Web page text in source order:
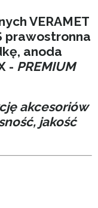
VERAMET
prawostronna
anoda
- PREMIUM
akcesoriów
jakość